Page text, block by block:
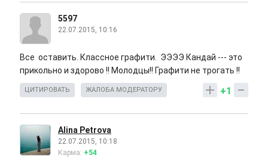
5597
22.07.2015, 10:16
Все оставить. Классное графити. ЭЭЭЭ Кандай --- это
прикольно и здорово !! Молодцы!! Графити не трогать !!
+1
ЦИТИРОВАТЬ ЖАЛОБА МОДЕРАТОРУ
Alina Petrova
22.07.2015, 10:18
Карма: +54